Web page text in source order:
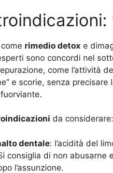
rimedio detox e
sono concordi nel
come l’attività
e scorie, senza
da considerare:
dentale: l’acidità del
consiglia di non abusarne
l’assunzione.